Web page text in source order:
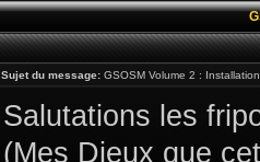
Sujet du message: GSOSM Volume 2 :
Salutations les
(Mes Dieux que